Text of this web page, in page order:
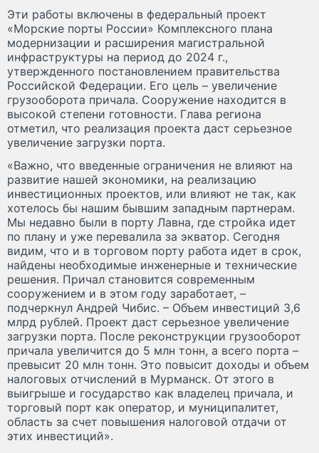
Эти работы включены в федеральный проект
«Морские порты России» Комплексного плана
модернизации и расширения магистральной
инфраструктуры на период до 2024 г.,
утвержденного постановлением правительства
Российской Федерации. Его цель – увеличение
грузооборота причала. Сооружение находится в
высокой степени готовности. Глава региона
отметил, что реализация проекта даст серьезное
увеличение загрузки порта.
«Важно, что введенные ограничения не влияют на
развитие нашей экономики, на реализацию
инвестиционных проектов, или влияют не так, как
хотелось бы нашим бывшим западным партнерам.
Мы недавно были в порту Лавна, где стройка идет
по плану и уже перевалила за экватор. Сегодня
видим, что и в торговом порту работа идет в срок,
найдены необходимые инженерные и технические
решения. Причал становится современным
сооружением и в этом году заработает, –
подчеркнул Андрей Чибис. – Объем инвестиций 3,6
млрд рублей. Проект даст серьезное увеличение
загрузки порта. После реконструкции грузооборот
причала увеличится до 5 млн тонн, а всего порта –
превысит 20 млн тонн. Это повысит доходы и объем
налоговых отчислений в Мурманск. От этого в
выигрыше и государство как владелец причала, и
торговый порт как оператор, и муниципалитет,
область за счет повышения налоговой отдачи от
этих инвестиций».